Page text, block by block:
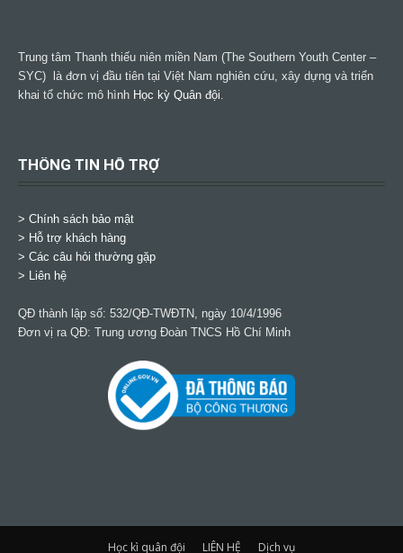
Trung tâm Thanh thiếu niên miền Nam (The Southern Youth Center –
SYC) là đơn vị đầu tiên tại Việt Nam nghiên cứu, xây dựng và triển
khai tổ chức mô hình Học kỳ Quân đội
THÔNG TIN HỖ TRỢ
> Chính sách bảo mật
> Hỗ trợ khách hàng
> Các câu hỏi thường gặp
> Liên hệ
QĐ thành lập số: 532/QĐ-TWĐTN, ngày 10/4/1996
Đơn vị ra QĐ: Trung ương Đoàn TNCS Hồ Chí Minh
Học kì quân đội LIÊN HỆ Dịch vụ